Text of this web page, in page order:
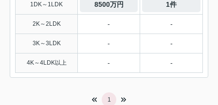
1DK～1LDK 8500万円 1件
2K～2LDK - -
3K～3LDK - -
4K～4LDK以上 - -
1